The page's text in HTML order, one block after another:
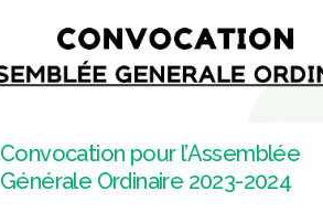
Convocation pour l’Assemblée
Générale Ordinaire 2023-2024